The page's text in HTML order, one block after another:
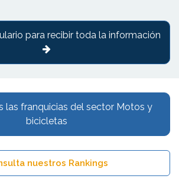
las franquicias del sector Motos y
bicicletas
nuestros Rankings